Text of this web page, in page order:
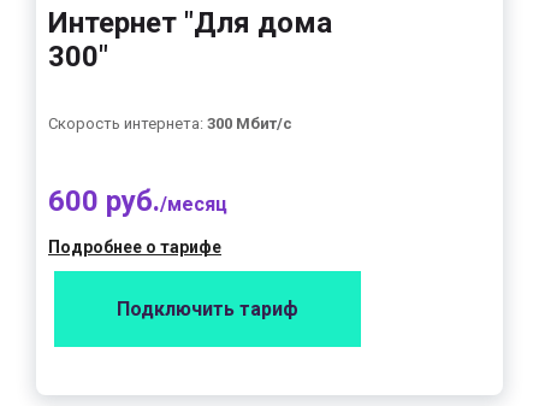
Интернет "Для дома
300"
Скорость интернета: 300 Мбит/с
600 руб./месяц
Подробнее о тарифе
Подключить тариф